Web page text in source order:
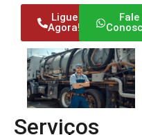
Ligue
Agora!
Fale
Serviços